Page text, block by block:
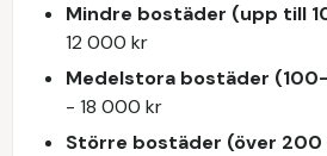
Mindre bostäder (upp till
12 000 kr
Medelstora bostäder
- 18 000 kr
Större bostäder (över 200